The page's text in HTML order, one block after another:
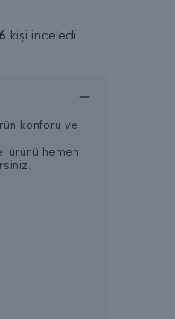
kişi inceledi
konforu ve
ürünü hemen